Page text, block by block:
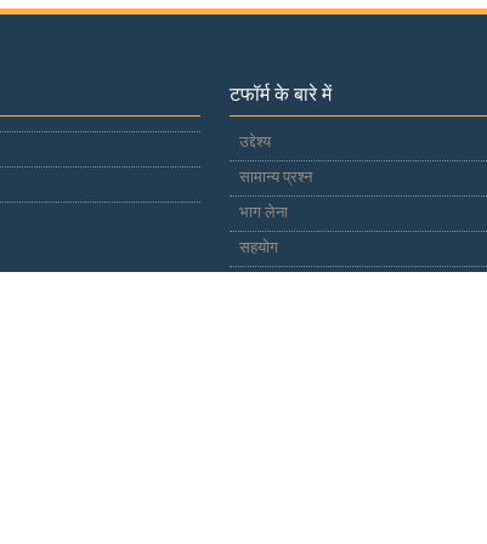
टफॉर्म के बारे में
उद्देश्य
सामान्य प्रश्न
भाग लेना
सहयोग